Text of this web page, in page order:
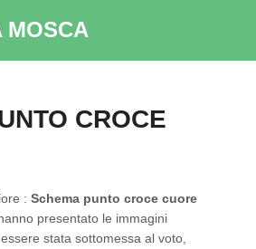
MOSCA
CROCE
: Schema punto croce cuore
presentato le immagini
stata sottomessa al voto,